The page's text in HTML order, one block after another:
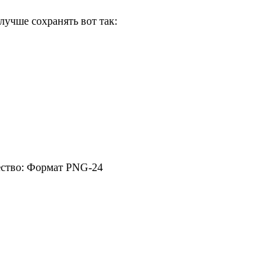
сохранять вот так:
Формат PNG-24